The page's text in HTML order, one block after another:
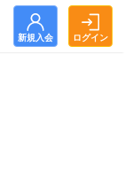
新規入会 ログイン
ログイン